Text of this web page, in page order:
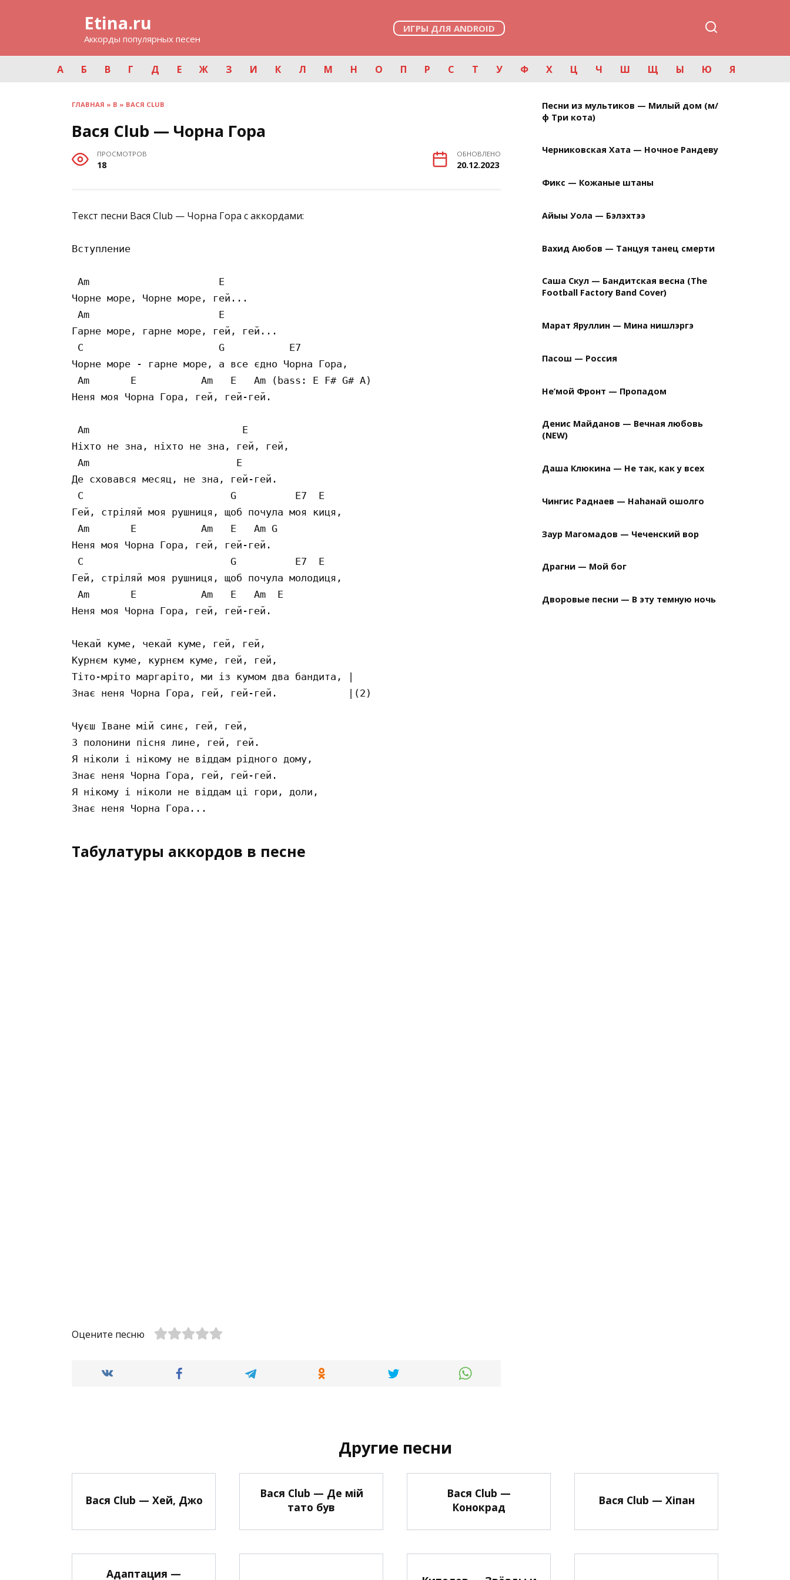
Etina.ru
Аккорды популярных песен
ИГРЫ ДЛЯ ANDROID
А Б В Г Д Е Ж З И К Л М Н О П Р С Т У Ф Х Ц Ч Ш Щ Ы Ю Я
ГЛАВНАЯ » В » ВАСЯ CLUB
Вася Club — Чорна Гора
ПРОСМОТРОВ
18
ОБНОВЛЕНО
20.12.2023
Текст песни Вася Club — Чорна Гора с аккордами:
Вступление
Am                      E
Чорне море, Чорне море, гей...
Am                      E
Гарне море, гарне море, гей, гей...
C                       G           E7
Чорне море - гарне море, а все єдно Чорна Гора,
Am       E           Am   E   Am (bass: E F# G# A)
Неня моя Чорна Гора, гей, гей-гей.
Am                          E
Ніхто не зна, ніхто не зна, гей, гей,
Am                         E
Де сховався месяц, не зна, гей-гей.
C                         G          E7  E
Гей, стріляй моя рушниця, щоб почула моя киця,
Am       E           Am   E   Am G
Неня моя Чорна Гора, гей, гей-гей.
C                         G          E7  E
Гей, стріляй моя рушниця, щоб почула молодиця,
Am       E           Am   E   Am  E
Неня моя Чорна Гора, гей, гей-гей.
Чекай куме, чекай куме, гей, гей,
Курнєм куме, курнєм куме, гей, гей,
Тіто-мріто маргаріто, ми із кумом два бандита, |
Знає неня Чорна Гора, гей, гей-гей.            |(2)
Чуєш Іване мій синє, гей, гей,
З полонини пісня лине, гей, гей.
Я ніколи і нікому не віддам рідного дому,
Знає неня Чорна Гора, гей, гей-гей.
Я нікому і ніколи не віддам ці гори, доли,
Табулатуры аккордов в песне
Оцените песню
Песни из мультиков — Милый дом (м/
ф Три кота)
Черниковская Хата — Ночное Рандеву
Фикс — Кожаные штаны
Айыы Уола — Бэлэхтээ
Вахид Аюбов — Танцуя танец смерти
Саша Скул — Бандитская весна (The
Football Factory Band Cover)
Марат Яруллин — Мина нишлэргэ
Пасош — Россия
Не’мой Фронт — Пропадом
Денис Майданов — Вечная любовь
(NEW)
Даша Клюкина — Не так, как у всех
Чингис Раднаев — Наhанай ошолго
Заур Магомадов — Чеченский вор
Драгни — Мой бог
Дворовые песни — В эту темную ночь
Другие песни
Вася Club — Хей, Джо
Вася Club — Де мій
тато був
Вася Club —
Конокрад
Вася Club — Хіпан
Адаптация —